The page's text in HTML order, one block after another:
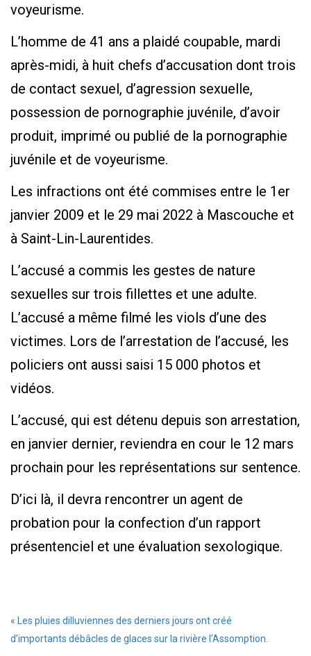
voyeurisme.
L’homme de 41 ans a plaidé coupable, mardi
après-midi, à huit chefs d’accusation dont trois
de contact sexuel, d’agression sexuelle,
possession de pornographie juvénile, d’avoir
produit, imprimé ou publié de la pornographie
juvénile et de voyeurisme.
Les infractions ont été commises entre le 1er
janvier 2009 et le 29 mai 2022 à Mascouche et
à Saint-Lin-Laurentides.
L’accusé a commis les gestes de nature
sexuelles sur trois fillettes et une adulte.
L’accusé a même filmé les viols d’une des
victimes. Lors de l’arrestation de l’accusé, les
policiers ont aussi saisi 15 000 photos et
vidéos.
L’accusé, qui est détenu depuis son arrestation,
en janvier dernier, reviendra en cour le 12 mars
prochain pour les représentations sur sentence.
D’ici là, il devra rencontrer un agent de
probation pour la confection d’un rapport
présentenciel et une évaluation sexologique.
«
Les pluies dilluviennes des derniers jours ont créé
d’importants débâcles de glaces sur la rivière l’Assomption.